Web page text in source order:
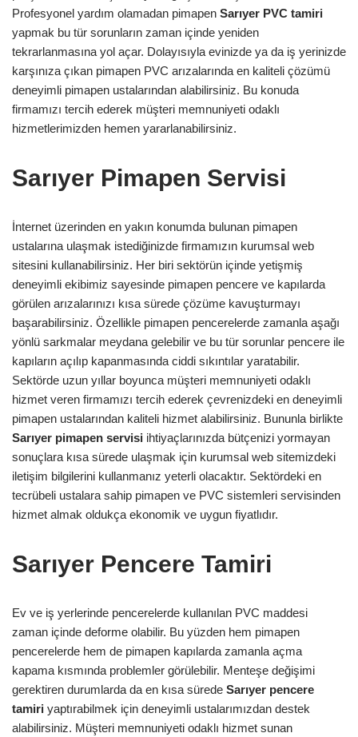
Profesyonel yardım olamadan pimapen Sarıyer PVC tamiri
yapmak bu tür sorunların zaman içinde yeniden
tekrarlanmasına yol açar. Dolayısıyla evinizde ya da iş yerinizde
karşınıza çıkan pimapen PVC arızalarında en kaliteli çözümü
deneyimli pimapen ustalarından alabilirsiniz. Bu konuda
firmamızı tercih ederek müşteri memnuniyeti odaklı
hizmetlerimizden hemen yararlanabilirsiniz.
Sarıyer Pimapen Servisi
İnternet üzerinden en yakın konumda bulunan pimapen
ustalarına ulaşmak istediğinizde firmamızın kurumsal web
sitesini kullanabilirsiniz. Her biri sektörün içinde yetişmiş
deneyimli ekibimiz sayesinde pimapen pencere ve kapılarda
görülen arızalarınızı kısa sürede çözüme kavuşturmayı
başarabilirsiniz. Özellikle pimapen pencerelerde zamanla aşağı
yönlü sarkmalar meydana gelebilir ve bu tür sorunlar pencere ile
kapıların açılıp kapanmasında ciddi sıkıntılar yaratabilir.
Sektörde uzun yıllar boyunca müşteri memnuniyeti odaklı
hizmet veren firmamızı tercih ederek çevrenizdeki en deneyimli
pimapen ustalarından kaliteli hizmet alabilirsiniz. Bununla birlikte
Sarıyer pimapen servisi ihtiyaçlarınızda bütçenizi yormayan
sonuçlara kısa sürede ulaşmak için kurumsal web sitemizdeki
iletişim bilgilerini kullanmanız yeterli olacaktır. Sektördeki en
tecrübeli ustalara sahip pimapen ve PVC sistemleri servisinden
hizmet almak oldukça ekonomik ve uygun fiyatlıdır.
Sarıyer Pencere Tamiri
Ev ve iş yerlerinde pencerelerde kullanılan PVC maddesi
zaman içinde deforme olabilir. Bu yüzden hem pimapen
pencerelerde hem de pimapen kapılarda zamanla açma
kapama kısmında problemler görülebilir. Menteşe değişimi
gerektiren durumlarda da en kısa sürede Sarıyer pencere
tamiri yaptırabilmek için deneyimli ustalarımızdan destek
alabilirsiniz. Müşteri memnuniyeti odaklı hizmet sunan